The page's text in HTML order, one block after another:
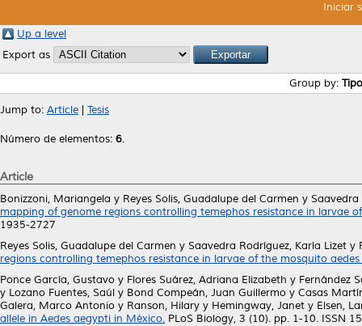
Iniciar
Up a level
Export as
Group by:
Jump to: Article Tesis
Número de elementos: 6.
Article
Bonizzoni, Mariangela y Reyes Solis, Guadalupe del Carmen y Saavedra
mapping of genome regions controlling temephos resistance in larvae
1935-2727
Reyes Solis, Guadalupe del Carmen y Saavedra Rodríguez, Karla Lizet y
regions controlling temephos resistance in larvae of the mosquito
Ponce García, Gustavo y Flores Suárez, Adriana Elizabeth y Fernández
y Lozano Fuentes, Saúl y Bond Compeán, Juan Guillermo y Casas
Galera, Marco Antonio y Ranson, Hilary y Hemingway, Janet y Elsen,
allele in Aedes aegypti in México. PLoS Biology, 3 (10). pp. 1-10. ISSN